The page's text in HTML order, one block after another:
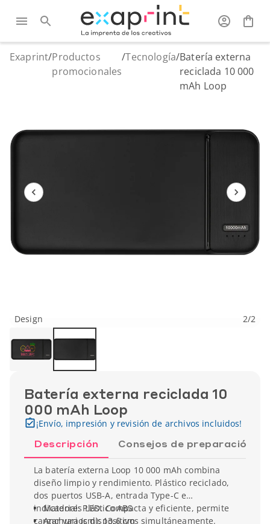
Exaprint/Productos
promocionales
/Tecnología/Batería externa
reciclada 10 000
mAh Loop
Design 2/2
Batería externa reciclada 10
000 mAh Loop
¡Envío, impresión y revisión de archivos incluidos!
Descripción Consejos de preparación
La batería externa Loop 10 000 mAh combina
diseño limpio y rendimiento. Plástico reciclado,
dos puertos USB-A, entrada Type-C e
indicadores LED. Compacta y eficiente, permite
cargar varios dispositivos simultáneamente.
Material: Plástico ABS
Anchura (cm): 13,6 cm